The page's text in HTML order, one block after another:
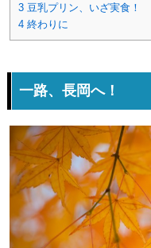
3 豆乳プリン、いざ実食！
4 終わりに
一路、長岡へ！